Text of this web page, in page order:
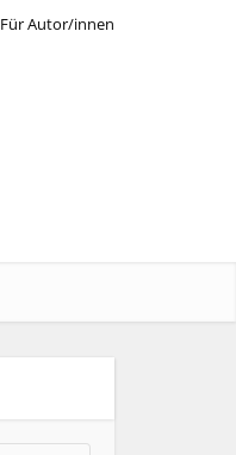
Für Autor/innen